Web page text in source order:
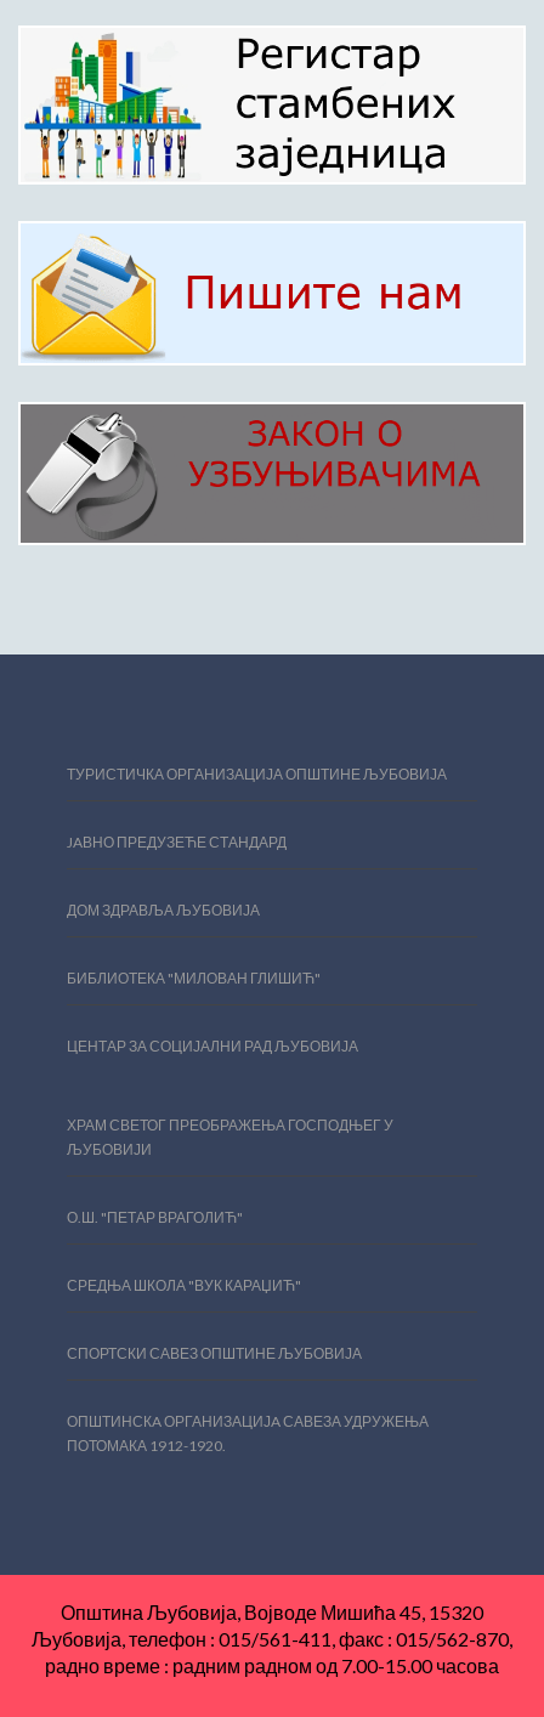
ТУРИСТИЧКА ОРГАНИЗАЦИЈА ОПШТИНЕ ЉУБОВИЈА
JAВНО ПРЕДУЗЕЋЕ СТАНДАРД
ДОМ ЗДРАВЉА ЉУБОВИЈА
БИБЛИОТЕКА "МИЛОВАН ГЛИШИЋ"
ЦЕНТАР ЗА СОЦИЈАЛНИ РАД ЉУБОВИЈА
ХРАМ СВЕТОГ ПРЕОБРАЖЕЊА ГОСПОДЊЕГ У
ЉУБОВИЈИ
О.Ш. "ПЕТАР ВРАГОЛИЋ"
СРЕДЊА ШКОЛА "ВУК КАРАЏИЋ"
СПОРТСКИ САВЕЗ ОПШТИНЕ ЉУБОВИЈА
ОПШТИНСКA ОРГАНИЗАЦИЈA САВЕЗА УДРУЖЕЊА
ПОТОМАКА 1912-1920.
Општина Љубовија, Војводе Мишића 45, 15320
Љубовија, телефон : 015/561-411, факс : 015/562-870,
радно време : радним радном од 7.00-15.00 часова